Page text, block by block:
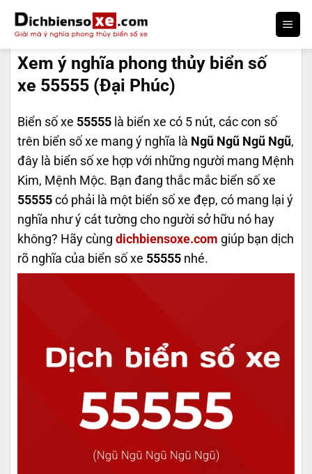
qua
nội
dungXem ý nghĩa phong thủy biển số
xe 55555 (Đại Phúc)
Biển số xe 55555 là biển xe có 5 nút, các con số
trên biển số xe mang ý nghĩa là Ngũ Ngũ Ngũ Ngũ,
đây là biển số xe hợp với những người mang Mệnh
Kim, Mệnh Mộc. Bạn đang thắc mắc biển số xe
55555 có phải là một biển số xe đẹp, có mang lại ý
nghĩa như ý cát tường cho người sở hữu nó hay
không? Hãy cùng dichbiensoxe.com giúp bạn dịch
rõ nghĩa của biển số xe 55555 nhé.